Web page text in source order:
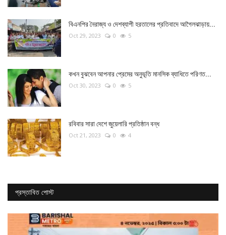
বিএনপির নৈরাজ্য ও দেশব্যাপী হরতালের প্রতিবাদে আগৈলঝাড়ায়...
Oct 29, 2023 0 5
কখন বুঝবেন আপনার প্রেমের অনুভূতি মানসিক ব্যাধিতে পরিণত...
Oct 30, 2023 0 5
রবিবার সারা দেশে জুয়েলারি প্রতিষ্ঠান বন্ধ
Oct 21, 2023 0 4
প্রস্তাবিত পোস্ট